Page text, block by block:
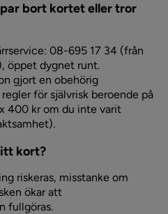
bort kortet eller tror
08-695 17 34 (från
öppet dygnet runt.
gjort en obehörig
för självrisk beroende på
400 kr om du inte varit
kort?
riskeras, misstanke om
ökar att
fullgöras.